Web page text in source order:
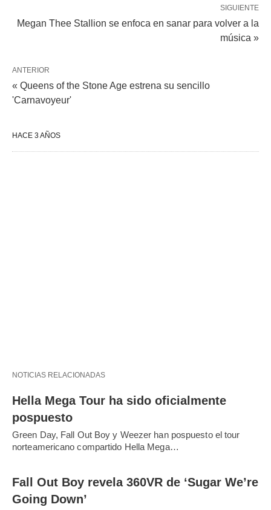
SIGUIENTE
Megan Thee Stallion se enfoca en sanar para volver a la
música »
ANTERIOR
« Queens of the Stone Age estrena su sencillo
'Carnavoyeur'
HACE 3 AÑOS
NOTICIAS RELACIONADAS
Hella Mega Tour ha sido oficialmente
pospuesto
Green Day, Fall Out Boy y Weezer han pospuesto el tour
norteamericano compartido Hella Mega…
Fall Out Boy revela 360VR de ‘Sugar We’re
Going Down’